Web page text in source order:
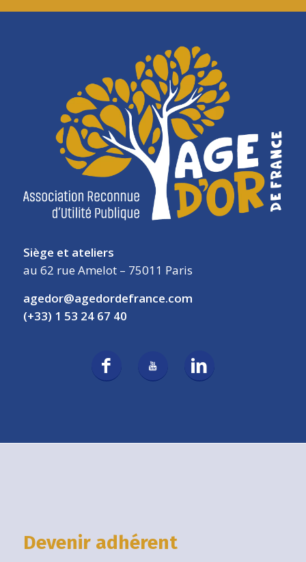
Siège et ateliers
au 62 rue Amelot – 75011 Paris
agedor@agedordefrance.com
(+33) 1 53 24 67 40
Devenir adhérent